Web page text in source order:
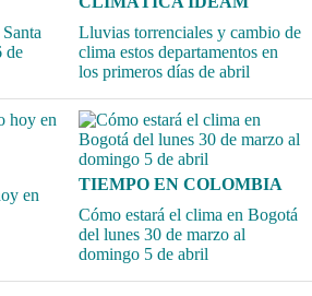
de
Lluvias torrenciales y cambio de
clima estos departamentos en
los primeros días de abril
en
TIEMPO EN COLOMBIA
Cómo estará el clima en Bogotá
del lunes 30 de marzo al
domingo 5 de abril